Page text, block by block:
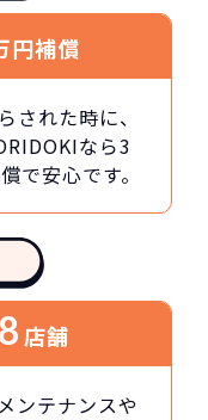
円補償
された時に、
なら3
で安心です。
店舗
ンテナンスや